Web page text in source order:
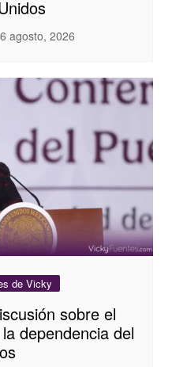
6 agosto, 2026
de Vicky
sobre el
dependencia del